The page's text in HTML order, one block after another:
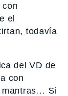
el
todavía
del VD de
con
mantras… Si